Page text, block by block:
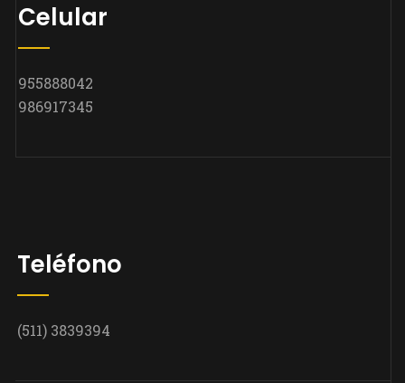
Celular
955888042
986917345
Teléfono
(511) 3839394